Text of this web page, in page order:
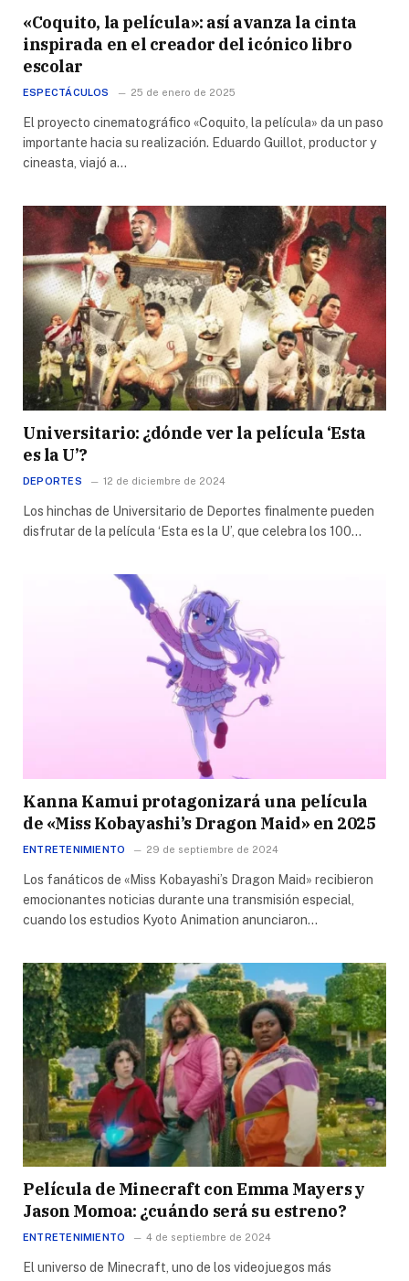
«Coquito, la película»: así avanza la cinta
inspirada en el creador del icónico libro
escolar
ESPECTÁCULOS 25 de enero de 2025
El proyecto cinematográfico «Coquito, la película» da un paso
importante hacia su realización. Eduardo Guillot, productor y
cineasta, viajó a…
Universitario: ¿dónde ver la película ‘Esta
es la U’?
DEPORTES 12 de diciembre de 2024
Los hinchas de Universitario de Deportes finalmente pueden
disfrutar de la película ‘Esta es la U’, que celebra los 100…
Kanna Kamui protagonizará una película
de «Miss Kobayashi’s Dragon Maid» en 2025
ENTRETENIMIENTO 29 de septiembre de 2024
Los fanáticos de «Miss Kobayashi’s Dragon Maid» recibieron
emocionantes noticias durante una transmisión especial,
cuando los estudios Kyoto Animation anunciaron…
Película de Minecraft con Emma Mayers y
Jason Momoa: ¿cuándo será su estreno?
ENTRETENIMIENTO 4 de septiembre de 2024
El universo de Minecraft, uno de los videojuegos más